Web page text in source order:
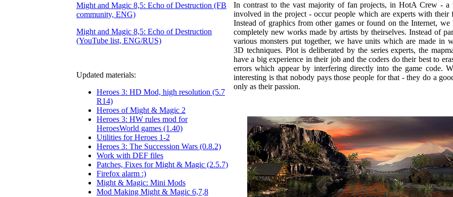
Might and Magic 8,5: Echo of Destruction (FB
community, ENG)
Might and Magic 8,5: Echo of Destruction
(YouTube list, ENG/RUS)
Updated materials:
Heroes 3: HD Mod, high resolution (5.7
R14)
Heroes of Might & Magic 2
Heroes 3: HW rules mod for
HeroesWorld games (1.40)
Utilities for Heroes 1-2
Heroes 3: The Succession Wars (0.8.2)
Work with DEF files
Patches, Fixes for Might & Magic (2.5.7)
Firefox alarm :)
Might & Magic: Mini Mods
Mod Making Might & Magic 6,7,8
In contrast to the vast majority of fan projects, in HotA Crew - a
involved in the project - occur people which are experts with their
Instead of graphics from other games or found on the Internet, we
completely new works made by artists by theirselves. Instead of
various monsters put together, we have units which are made in
3D techniques. Plot is deliberated by the series experts, the
have a big experience in their job and the coders do their best to
errors which appear by interfering directly into the game code.
interesting is that nobody pays those people for that - they do a
only as their passion.